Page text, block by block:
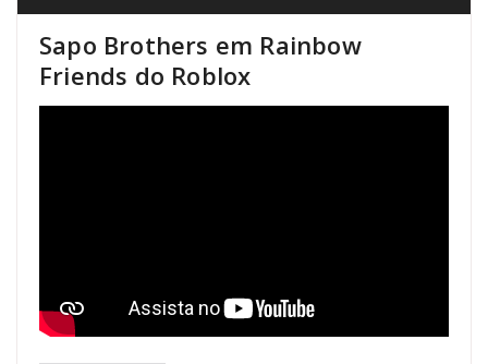
Sapo Brothers em Rainbow
Friends do Roblox